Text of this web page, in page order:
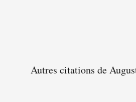
Autres citations de